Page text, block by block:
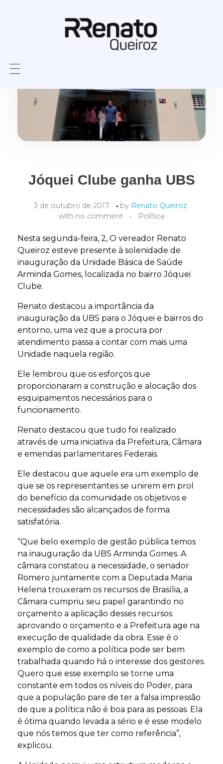
Jóquei Clube ganha UBS
3 de outubro de 2017 by Renato Queiroz
with no comment Política
Nesta segunda-feira, 2, O vereador Renato
Queiroz esteve presente à solenidade de
inauguração da Unidade Básica de Saúde
Arminda Gomes, localizada no bairro Jóquei
Clube.
Renato destacou a importância da
inauguração da UBS para o Jóquei e bairros do
entorno, uma vez que a procura por
atendimento passa a contar com mais uma
Unidade naquela região.
Ele lembrou que os esforços que
proporcionaram a construção e alocação dos
esquipamentos necessários para o
funcionamento.
Renato destacou que tudo foi realizado
através de uma iniciativa da Prefeitura, Câmara
e emendas parlamentares Federais.
Ele destacou que aquele era um exemplo de
que se os representantes se unirem em prol
do benefício da comunidade os objetivos e
necessidades são alcançados de forma
satisfatória.
“Que belo exemplo de gestão pública temos
na inauguração da UBS Arminda Gomes. A
câmara constatou a necessidade, o senador
Romero juntamente com a Deputada Maria
Helena trouxeram os recursos de Brasília, a
Câmara cumpriu seu papel garantindo no
orçamento a aplicação desses recursos
aprovando o orçamento e a Prefeitura age na
execução de qualidade da obra. Esse é o
exemplo de como a política pode ser bem
trabalhada quando há o interesse dos gestores.
Quero que esse exemplo se torne uma
constante em todos os níveis do Poder, para
que a população pare de ter a falsa impressão
de que a política não é boa para as pessoas. Ela
é ótima quando levada a sério e é esse modelo
que nós temos que ter como referência”,
explicou.